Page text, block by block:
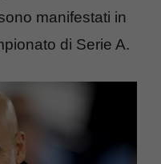
manifestati in
di Serie A.